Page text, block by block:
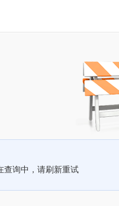
查询中，请刷新重试